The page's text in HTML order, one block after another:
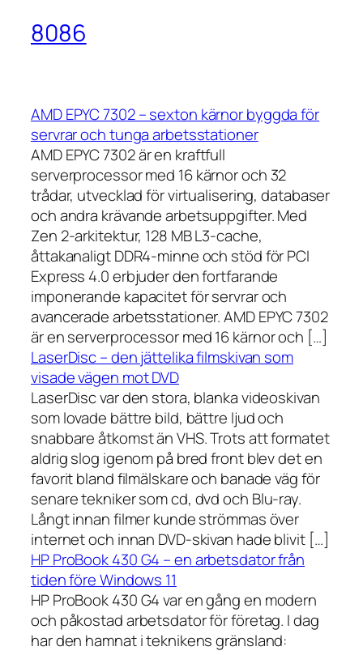
8086
AMD EPYC 7302 – sexton kärnor byggda för
servrar och tunga arbetsstationer
AMD EPYC 7302 är en kraftfull
serverprocessor med 16 kärnor och 32
trådar, utvecklad för virtualisering, databaser
och andra krävande arbetsuppgifter. Med
Zen 2-arkitektur, 128 MB L3-cache,
åttakanaligt DDR4-minne och stöd för PCI
Express 4.0 erbjuder den fortfarande
imponerande kapacitet för servrar och
avancerade arbetsstationer. AMD EPYC 7302
är en serverprocessor med 16 kärnor och […]
LaserDisc – den jättelika filmskivan som
visade vägen mot DVD
LaserDisc var den stora, blanka videoskivan
som lovade bättre bild, bättre ljud och
snabbare åtkomst än VHS. Trots att formatet
aldrig slog igenom på bred front blev det en
favorit bland filmälskare och banade väg för
senare tekniker som cd, dvd och Blu-ray.
Långt innan filmer kunde strömmas över
internet och innan DVD-skivan hade blivit […]
HP ProBook 430 G4 – en arbetsdator från
tiden före Windows 11
HP ProBook 430 G4 var en gång en modern
och påkostad arbetsdator för företag. I dag
har den hamnat i teknikens gränsland: